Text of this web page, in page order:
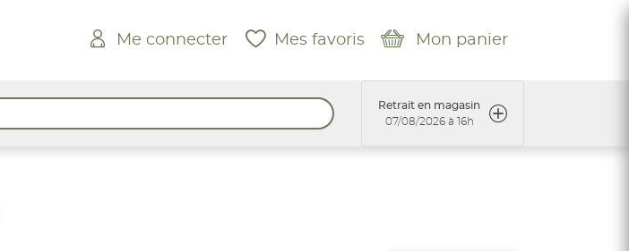
Me connecter Mes favoris Mon panier
Retrait en magasin
07/08/2026 à 16h